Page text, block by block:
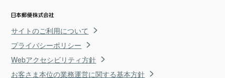
サイトのご利用について
プライバシーポリシー
Webアクセシビリティ方針
お客さま本位の業務運営に関する基本方針